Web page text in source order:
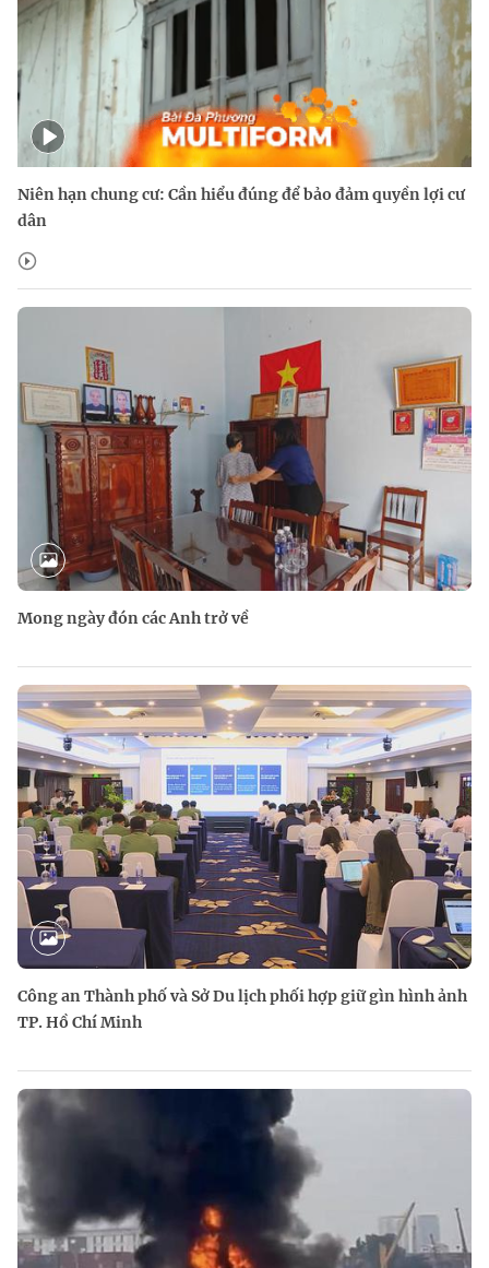
Niên hạn chung cư: Cần hiểu đúng để bảo đảm quyền lợi cư
dân
Mong ngày đón các Anh trở về
Công an Thành phố và Sở Du lịch phối hợp giữ gìn hình ảnh
TP. Hồ Chí Minh